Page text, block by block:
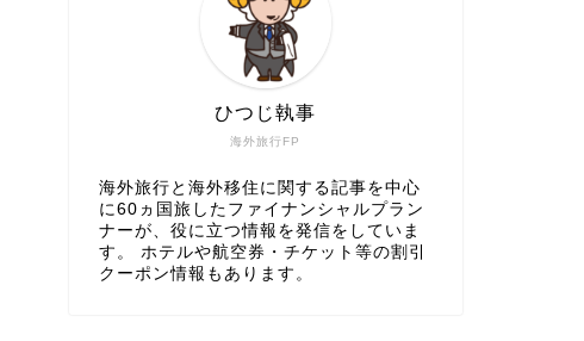
海外旅行FP
ひつじ執事
海外旅行と海外移住に関する記事を中心
に60ヵ国旅したファイナンシャルプラン
ナーが、役に立つ情報を発信をしていま
す。 ホテルや航空券・チケット等の割引
クーポン情報もあります。